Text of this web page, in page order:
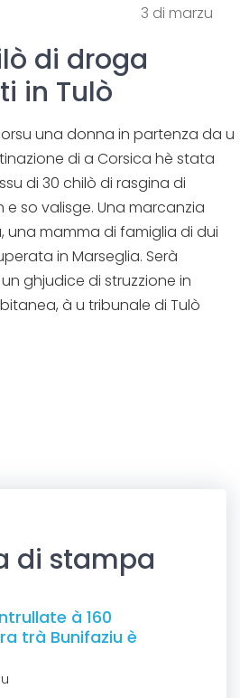
3 di marzu
di droga
in Tulò
una donna in partenza da u
di a Corsica hè stata
di 30 chilò di rasgina di
so valisge. Una marcanzia
una mamma di famiglia di dui
in Marseglia. Serà
ghjudice di struzzione in
à u tribunale di Tulò
di stampa
à 160
trà Bunifaziu è